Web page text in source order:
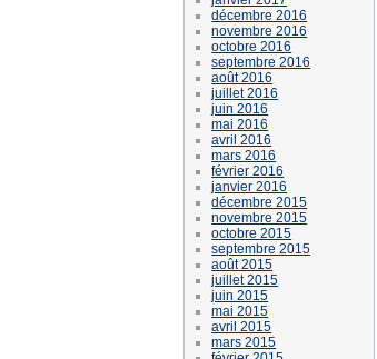
décembre 2016
novembre 2016
octobre 2016
septembre 2016
août 2016
juillet 2016
juin 2016
mai 2016
avril 2016
mars 2016
février 2016
janvier 2016
décembre 2015
novembre 2015
octobre 2015
septembre 2015
août 2015
juillet 2015
juin 2015
mai 2015
avril 2015
mars 2015